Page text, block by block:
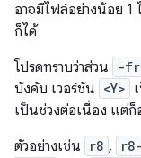
อาจมีไฟล์อย่างน้อย
ก็ได้
โปรดทราบว่าส่วน
-
บังคับ เวอร์ชัน <Y>
เป็นช่วงต่อเนื่อง แต่
ตัวอย่างเช่น
r8 ,